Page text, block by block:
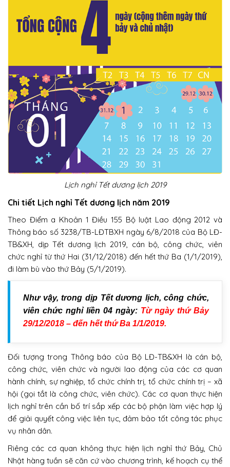
Lịch nghỉ Tết dương lịch 2019
Chi tiết Lịch nghỉ Tết dương lịch năm 2019
Theo Điểm a Khoản 1 Điều 155 Bộ luật Lao động 2012 và
Thông báo số 3238/TB-LĐTBXH ngày 6/8/2018 của Bộ LĐ-
TB&XH, dịp Tết dương lịch 2019, cán bộ, công chức, viên
chức nghỉ từ thứ Hai (31/12/2018) đến hết thứ Ba (1/1/2019),
đi làm bù vào thứ Bảy (5/1/2019).
Như vậy, trong dịp Tết dương lịch, công chức,
viên chức nghỉ liền 04 ngày: Từ ngày thứ Bảy
29/12/2018 – đến hết thứ Ba 1/1/2019.
Đối tượng trong Thông báo của Bộ LĐ-TB&XH là cán bộ,
công chức, viên chức và người lao động của các cơ quan
hành chính, sự nghiệp, tổ chức chính trị, tổ chức chính trị – xã
hội (gọi tắt là công chức, viên chức). Các cơ quan thực hiện
lịch nghỉ trên cần bố trí sắp xếp các bộ phận làm việc hợp lý
để giải quyết công việc liên tục, đảm bảo tốt công tác phục
vụ nhân dân.
Riêng các cơ quan không thực hiện lịch nghỉ thứ Bảy, Chủ
Nhật hàng tuần sẽ căn cứ vào chương trình, kế hoạch cụ thể